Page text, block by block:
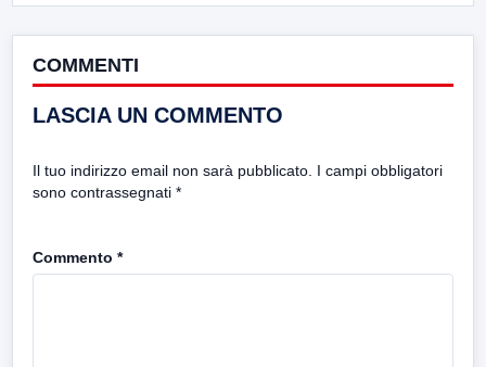
COMMENTI
LASCIA UN COMMENTO
Il tuo indirizzo email non sarà pubblicato. I campi obbligatori
sono contrassegnati *
Commento *